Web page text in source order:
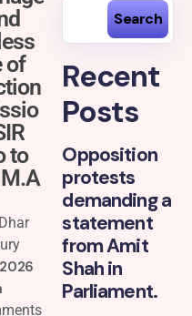
of
to
Search
Recent
Posts
Opposition
protests
demanding a
statement
from Amit
Shah in
Parliament.